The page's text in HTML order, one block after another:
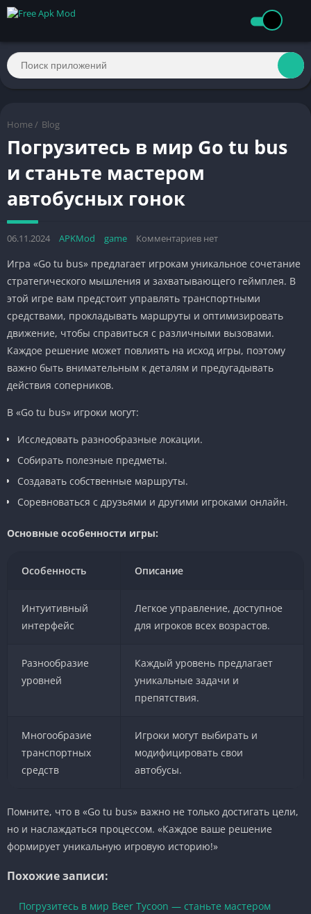
Home / Blog
Погрузитесь в мир Go tu bus
и станьте мастером
автобусных гонок
06.11.2024 APKMod game Комментариев нет
Игра «Go tu bus» предлагает игрокам уникальное сочетание
стратегического мышления и захватывающего геймплея. В
этой игре вам предстоит управлять транспортными
средствами, прокладывать маршруты и оптимизировать
движение, чтобы справиться с различными вызовами.
Каждое решение может повлиять на исход игры, поэтому
важно быть внимательным к деталям и предугадывать
действия соперников.
В «Go tu bus» игроки могут:
Исследовать разнообразные локации.
Собирать полезные предметы.
Создавать собственные маршруты.
Соревноваться с друзьями и другими игроками онлайн.
Основные особенности игры:
Особенность Описание
Интуитивный
интерфейс
Легкое управление, доступное
для игроков всех возрастов.
Разнообразие
уровней
Каждый уровень предлагает
уникальные задачи и
препятствия.
Многообразие
транспортных
средств
Игроки могут выбирать и
модифицировать свои
автобусы.
Помните, что в «Go tu bus» важно не только достигать цели,
но и наслаждаться процессом. «Каждое ваше решение
формирует уникальную игровую историю!»
Похожие записи:
Погрузитесь в мир Beer Tycoon — станьте мастером